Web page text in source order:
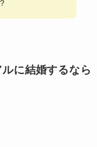
ルに結婚するなら